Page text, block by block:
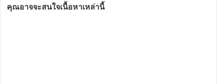
คุณอาจจะสนใจเนื้อหาเหล่านี้